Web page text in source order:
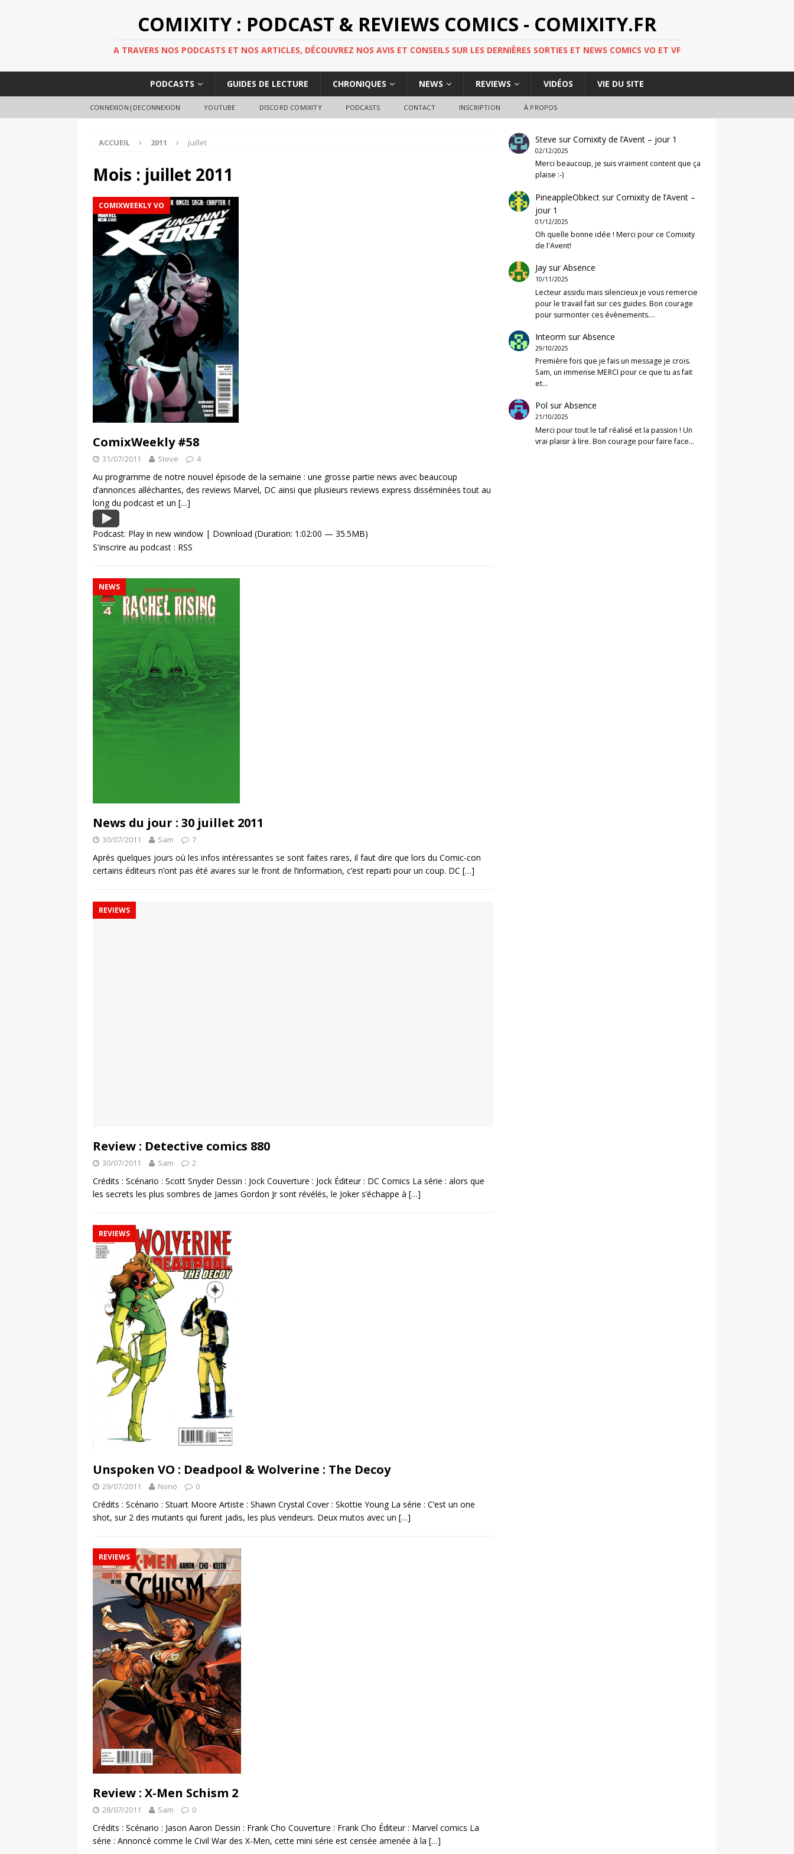
COMIXITY : PODCAST & REVIEWS COMICS - COMIXITY.FR
A TRAVERS NOS PODCASTS ET NOS ARTICLES, DÉCOUVREZ NOS AVIS ET CONSEILS SUR LES DERNIÈRES SORTIES ET NEWS COMICS VO ET VF
PODCASTS GUIDES DE LECTURE CHRONIQUES NEWS REVIEWS VIDÉOS VIE DU SITE
CONNEXION|DECONNEXION YOUTUBE DISCORD COMIXITY PODCASTS CONTACT INSCRIPTION À PROPOS
ACCUEIL 2011 juillet
Mois : juillet 2011
COMIXWEEKLY VO
ComixWeekly #58
31/07/2011 Steve 4
Au programme de notre nouvel épisode de la semaine : une grosse partie news avec beaucoup
d’annonces alléchantes, des reviews Marvel, DC ainsi que plusieurs reviews express disséminées tout au
long du podcast et un […]
Podcast: Play in new window | Download (Duration: 1:02:00 — 35.5MB)
S'inscrire au podcast : RSS
NEWS
News du jour : 30 juillet 2011
30/07/2011 Sam 7
Après quelques jours où les infos intéressantes se sont faites rares, il faut dire que lors du Comic-con
certains éditeurs n’ont pas été avares sur le front de l’information, c’est reparti pour un coup. DC […]
REVIEWS
Review : Detective comics 880
30/07/2011 Sam 2
Crédits : Scénario : Scott Snyder Dessin : Jock Couverture : Jock Éditeur : DC Comics La série : alors que
les secrets les plus sombres de James Gordon Jr sont révélés, le Joker s’échappe à […]
REVIEWS
Unspoken VO : Deadpool & Wolverine : The Decoy
29/07/2011 Nonö 0
Crédits : Scénario : Stuart Moore Artiste : Shawn Crystal Cover : Skottie Young La série : C’est un one
shot, sur 2 des mutants qui furent jadis, les plus vendeurs. Deux mutos avec un […]
REVIEWS
Review : X-Men Schism 2
28/07/2011 Sam 0
Crédits : Scénario : Jason Aaron Dessin : Frank Cho Couverture : Frank Cho Éditeur : Marvel comics La
série : Annoncé comme le Civil War des X-Men, cette mini série est censée amenée à la […]
Steve surComixity de l’Avent – jour 1
02/12/2025
Merci beaucoup, je suis vraiment content que ça
plaise :-)
PineappleObkect surComixity de l’Avent –
jour 1
01/12/2025
Oh quelle bonne idée ! Merci pour ce Comixity
de l'Avent!
Jay surAbsence
10/11/2025
Lecteur assidu mais silencieux je vous remercie
pour le travail fait sur ces guides. Bon courage
pour surmonter ces évènements.…
Inteorm surAbsence
29/10/2025
Première fois que je fais un message je crois.
Sam, un immense MERCI pour ce que tu as fait
et…
Pol surAbsence
21/10/2025
Merci pour tout le taf réalisé et la passion ! Un
vrai plaisir à lire. Bon courage pour faire face…